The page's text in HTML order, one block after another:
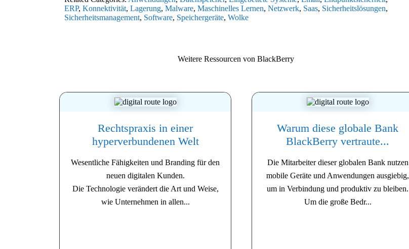
ERP, Konnektivität, Lagerung, Malware, Maschinelles Lernen, Netzwerk, Saas, Sicherheitslösungen,
Sicherheitsmanagement, Software, Speichergeräte, Wolke
Weitere Ressourcen von BlackBerry
Rechtspraxis in einer
hyperverbundenen Welt
Wesentliche Fähigkeiten und Branding für den
neuen digitalen Kunden.
Die Technologie verändert die Art und Weise,
wie Unternehmen in allen...
Warum diese globale Bank
BlackBerry vertraute...
Die Mitarbeiter dieser globalen Bank nutzen
mobile Geräte und Anwendungen ausgiebig,
um in Verbindung und produktiv zu bleiben.
Um die große Bedr...